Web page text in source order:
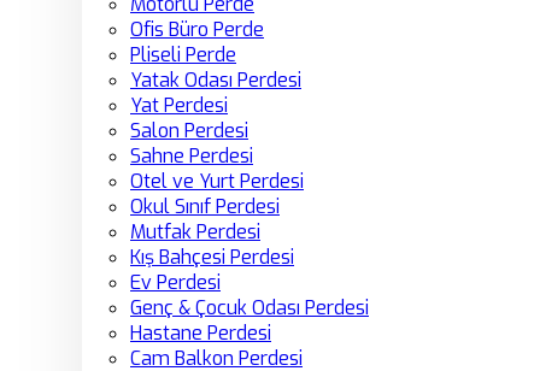
Ofis Büro Perde
Pliseli Perde
Yatak Odası Perdesi
Yat Perdesi
Salon Perdesi
Sahne Perdesi
Otel ve Yurt Perdesi
Okul Sınıf Perdesi
Mutfak Perdesi
Kış Bahçesi Perdesi
Ev Perdesi
Genç & Çocuk Odası Perdesi
Hastane Perdesi
Cam Balkon Perdesi